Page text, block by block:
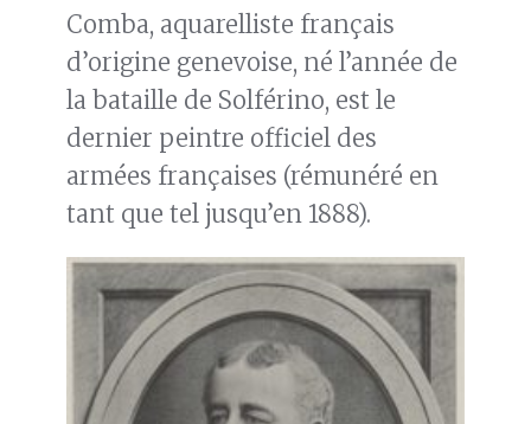
Comba, aquarelliste français
d’origine genevoise, né l’année de
la bataille de Solférino, est le
dernier peintre officiel des
armées françaises (rémunéré en
tant que tel jusqu’en 1888).